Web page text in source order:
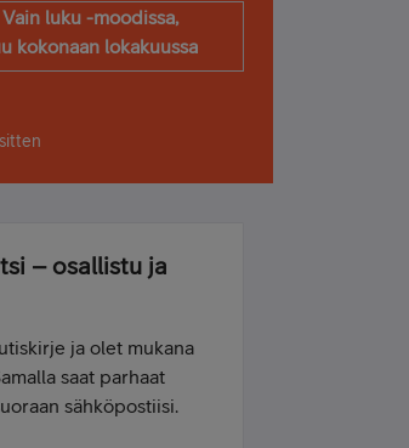
luku -moodissa,
kokonaan lokakuussa
– osallistu ja
ja olet mukana
saat parhaat
sähköpostiisi.